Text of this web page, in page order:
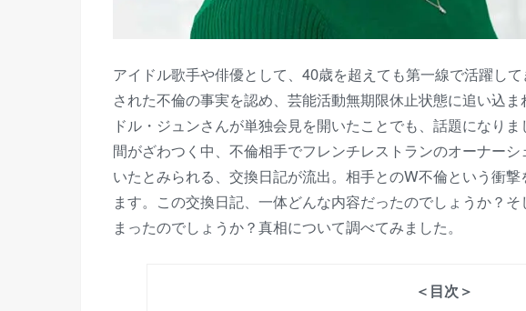
アイドル歌手や俳優として、40歳を超えても第一線で活躍し
された不倫の事実を認め、芸能活動無期限休止状態に追い込
ドル・ジュンさんが単独会見を開いたことでも、話題になり
間がざわつく中、不倫相手でフレンチレストランのオーナー
いたとみられる、交換日記が流出。相手とのW不倫という衝
ます。この交換日記、一体どんな内容だったのでしょうか？
まったのでしょうか？真相について調べてみました。
＜目次＞